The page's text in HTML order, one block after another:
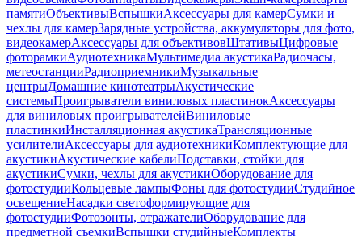
памятиОбъективыВспышкиАксессуары для камерСумки и
чехлы для камерЗарядные устройства, аккумуляторы для фото,
видеокамерАксессуары для объективовШтативыЦифровые
фоторамкиАудиотехникаМультимедиа акустикаРадиочасы,
метеостанцииРадиоприемникиМузыкальные
центрыДомашние кинотеатрыАкустические
системыПроигрыватели виниловых пластинокАксессуары
для виниловых проигрывателейВиниловые
пластинкиИнсталляционная акустикаТрансляционные
усилителиАксессуары для аудиотехникиКомплектующие для
акустикиАкустические кабелиПодставки, стойки для
акустикиСумки, чехлы для акустикиОборудование для
фотостудииКольцевые лампыФоны для фотостудииСтудийное
освещениеНасадки светоформирующие для
фотостудииФотозонты, отражателиОборудование для
предметной съемкиВспышки студийныеКомплекты